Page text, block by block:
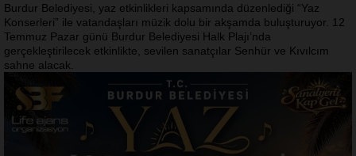
Burdur Belediyesi, yaz etkinlikleri kapsamında düzenlediği “Yaz
Konserleri” ile vatandaşları müzik dolu bir akşamda buluşturuyor. 12
Temmuz Pazar günü Burdur Belediyesi Halk Plajı’nda
gerçekleştirilecek etkinlikte, sevilen sanatçılar Senhür ve Kıvılcım
sahne alacak.